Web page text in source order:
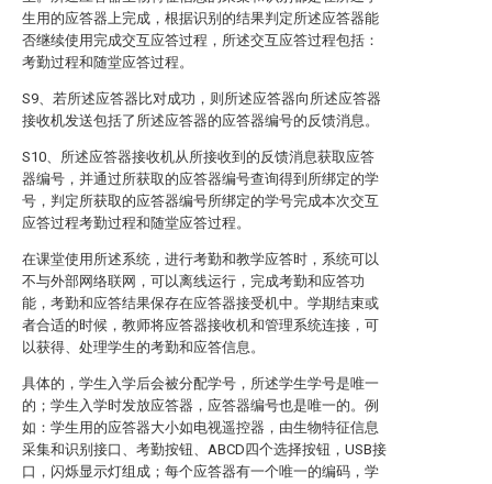
生用的应答器上完成，根据识别的结果判定所述应答器能
否继续使用完成交互应答过程，所述交互应答过程包括：
考勤过程和随堂应答过程。
S9、若所述应答器比对成功，则所述应答器向所述应答器
接收机发送包括了所述应答器的应答器编号的反馈消息。
S10、所述应答器接收机从所接收到的反馈消息获取应答
器编号，并通过所获取的应答器编号查询得到所绑定的学
号，判定所获取的应答器编号所绑定的学号完成本次交互
应答过程考勤过程和随堂应答过程。
在课堂使用所述系统，进行考勤和教学应答时，系统可以
不与外部网络联网，可以离线运行，完成考勤和应答功
能，考勤和应答结果保存在应答器接受机中。学期结束或
者合适的时候，教师将应答器接收机和管理系统连接，可
以获得、处理学生的考勤和应答信息。
具体的，学生入学后会被分配学号，所述学生学号是唯一
的；学生入学时发放应答器，应答器编号也是唯一的。例
如：学生用的应答器大小如电视遥控器，由生物特征信息
采集和识别接口、考勤按钮、ABCD四个选择按钮，USB接
口，闪烁显示灯组成；每个应答器有一个唯一的编码，学